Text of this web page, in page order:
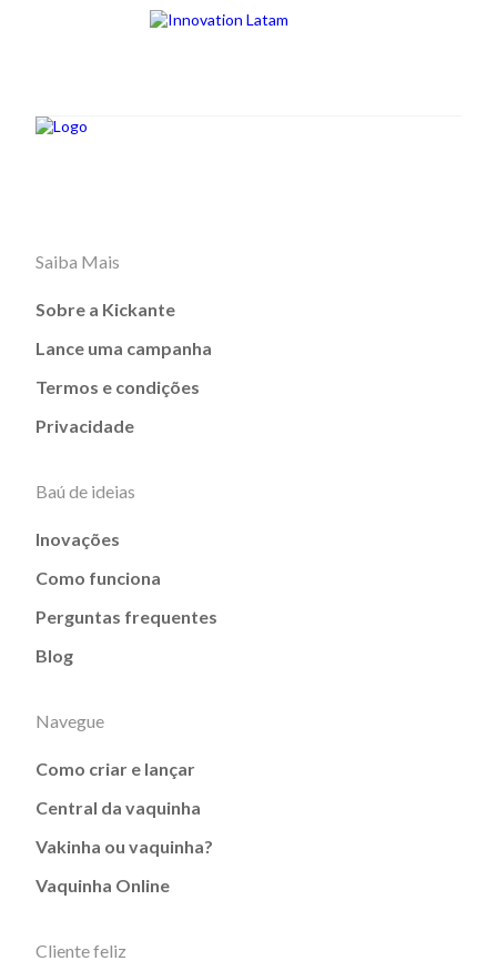
Saiba Mais
Sobre a Kickante
Lance uma campanha
Termos e condições
Privacidade
Baú de ideias
Inovações
Como funciona
Perguntas frequentes
Blog
Navegue
Como criar e lançar
Central da vaquinha
Vakinha ou vaquinha?
Vaquinha Online
Cliente feliz